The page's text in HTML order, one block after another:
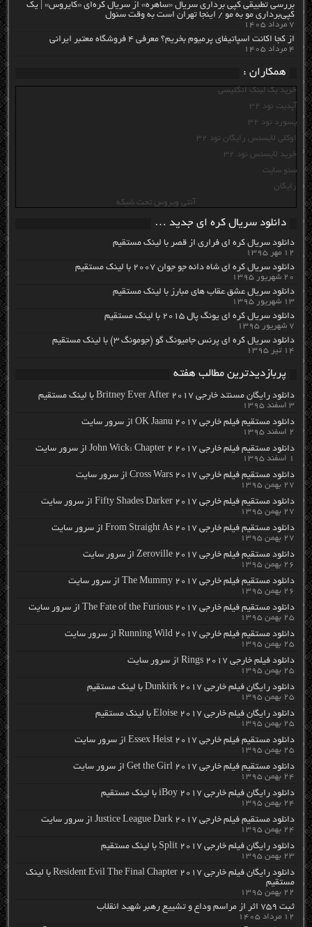
بررسی تطبیقی کپی برداری سریال «ساهره» از سریال کره‌ای «کایروس» | یک
کپی‌برداری مو به مو / اینجا تهران است به وقت سئول
۷ مرداد ۱۴۰۵
از کجا اکانت اسپاتیفای پرمیوم بخریم؟ معرفی ۴ فروشگاه معتبر ایرانی
۴ مرداد ۱۴۰۵
همکاران :
خرید بک لینک انگلیسی
آپدیت نود 32
پسورد نود 32
اوکلی لایسنس رایگان نود 32
خرید لایسنس نود 32
سئو سایت
رایگان
آنتی ویروس تحت شبکه
دانلود سریال کره ای جدید …
دانلود سریال کره ای فراری از قصر با لینک مستقیم
۱۲ مهر ۱۳۹۵
دانلود سریال کره ای شاه دائه جو جوان ۲۰۰۷ با لینک مستقیم
۲۰ شهریور ۱۳۹۵
دانلود سریال عشق عقاب های مبارز با لینک مستقیم
۱۳ شهریور ۱۳۹۵
دانلود سریال کره ای یونگ پال ۲۰۱۵ با لینک مستقیم
۷ شهریور ۱۳۹۵
دانلود سریال کره ای پرنس جامیونگ گو (جومونگ ۳) با لینک مستقیم
۱۴ تیر ۱۳۹۵
پربازدیدترین مطالب هفته
دانلود رایگان مسنتد خارجی Britney Ever After 2017 با لینک مستقیم
۳ اسفند ۱۳۹۵
دانلود مستقیم فیلم خارجی OK Jaanu 2017 از سرور سایت
۲ اسفند ۱۳۹۵
دانلود مستقیم فیلم خارجی John Wick: Chapter 2 2017 از سرور سایت
۱ اسفند ۱۳۹۵
دانلود مستقیم فیلم خارجی Cross Wars 2017 از سرور سایت
۲۷ بهمن ۱۳۹۵
دانلود مستقیم فیلم خارجی Fifty Shades Darker 2017 از سرور سایت
۲۷ بهمن ۱۳۹۵
دانلود مستقیم فیلم خارجی From Straight As 2017 از سرور سایت
۲۷ بهمن ۱۳۹۵
دانلود مستقیم فیلم خارجی Zeroville 2017 از سرور سایت
۲۶ بهمن ۱۳۹۵
دانلود مستقیم فیلم خارجی The Mummy 2017 از سرور سایت
۲۶ بهمن ۱۳۹۵
دانلود مستقیم فیلم خارجی The Fate of the Furious 2017 از سرور سایت
۲۵ بهمن ۱۳۹۵
دانلود مستقیم فیلم خارجی Running Wild 2017 از سرور سایت
۲۵ بهمن ۱۳۹۵
دانلود فیلم خارجی Rings 2017 از سرور سایت
۲۵ بهمن ۱۳۹۵
دانلود رایگان فیلم خارجی Dunkirk 2017 با لینک مستقیم
۲۵ بهمن ۱۳۹۵
دانلود رایگان فیلم خارجی Eloise 2017 با لینک مستقیم
۲۵ بهمن ۱۳۹۵
دانلود مستقیم فیلم خارجی Essex Heist 2017 از سرور سایت
۲۵ بهمن ۱۳۹۵
دانلود مستقیم فیلم خارجی Get the Girl 2017 از سرور سایت
۲۴ بهمن ۱۳۹۵
دانلود رایگان فیلم خارجی iBoy 2017 با لینک مستقیم
۲۴ بهمن ۱۳۹۵
دانلود مستقیم فیلم خارجی Justice League Dark 2017 از سرور سایت
۲۴ بهمن ۱۳۹۵
دانلود رایگان فیلم خارجی Split 2017 با لینک مستقیم
۲۳ بهمن ۱۳۹۵
دانلود رایگان فیلم خارجی Resident Evil The Final Chapter 2017 با لینک
مستقیم
۲۲ بهمن ۱۳۹۵
ثبت ۷۵۹ اثر از مراسم وداع و تشییع رهبر شهید انقلاب
۱۲ مرداد ۱۴۰۵